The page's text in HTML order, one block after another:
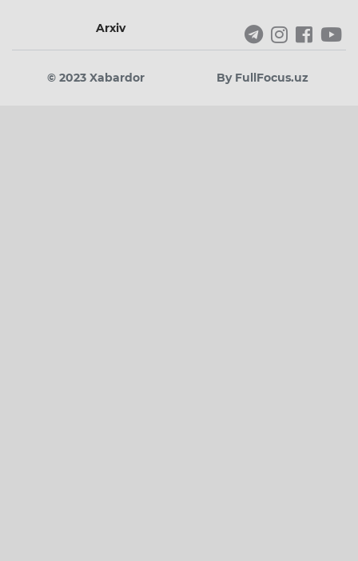
Arxiv
© 2023 Xabardor By FullFocus.uz